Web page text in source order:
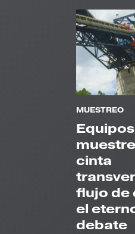
MUESTREO
cinta
flujo de
el
debate